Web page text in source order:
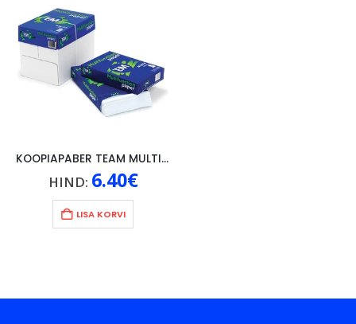
KOOPIAPABER TEAM MULTIFUNCTION A4/80g, 500 LEHTE (1 PAKK)
HIND: 6.40€
LISA KORVI